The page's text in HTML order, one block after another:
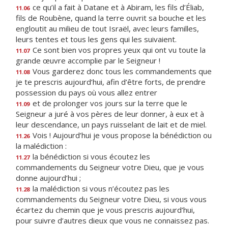
11.06 ce qu’il a fait à Datane et à Abiram, les fils d’Éliab,
fils de Roubène, quand la terre ouvrit sa bouche et les
engloutit au milieu de tout Israël, avec leurs familles,
leurs tentes et tous les gens qui les suivaient.
11.07 Ce sont bien vos propres yeux qui ont vu toute la
grande œuvre accomplie par le Seigneur !
11.08 Vous garderez donc tous les commandements que
je te prescris aujourd’hui, afin d’être forts, de prendre
possession du pays où vous allez entrer
11.09 et de prolonger vos jours sur la terre que le
Seigneur a juré à vos pères de leur donner, à eux et à
leur descendance, un pays ruisselant de lait et de miel.
11.26 Vois ! Aujourd’hui je vous propose la bénédiction ou
la malédiction :
11.27 la bénédiction si vous écoutez les
commandements du Seigneur votre Dieu, que je vous
donne aujourd’hui ;
11.28 la malédiction si vous n’écoutez pas les
commandements du Seigneur votre Dieu, si vous vous
écartez du chemin que je vous prescris aujourd’hui,
pour suivre d’autres dieux que vous ne connaissez pas.